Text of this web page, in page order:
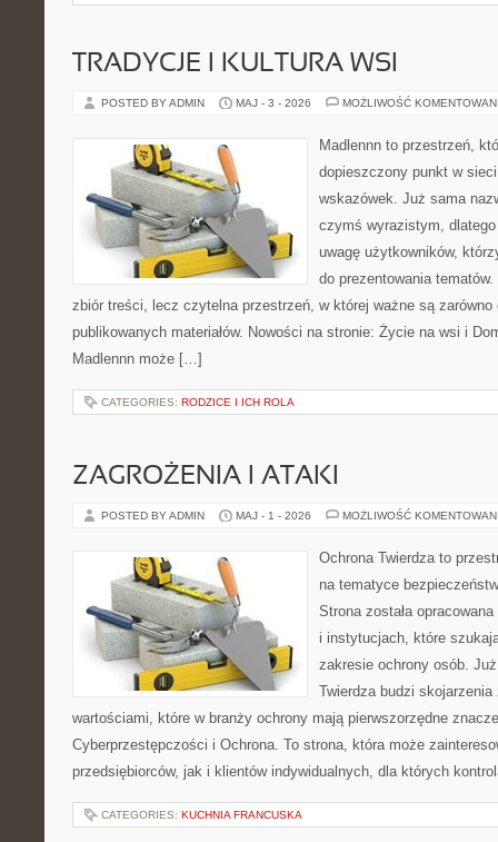
TRADYCJE I KULTURA WSI
POSTED BY ADMIN MAJ - 3 - 2026 MOŻLIWOŚĆ
Madlennn to przestrzeń,
dopieszczony punkt w
wskazówek. Już sama
czymś wyrazistym,
uwagę użytkowników,
do prezentowania
zbiór treści, lecz czytelna przestrzeń, w której ważne są
publikowanych materiałów. Nowości na stronie: Życie na wsi i
Madlennn może […]
CATEGORIES: RODZICE I ICH ROLA
ZAGROŻENIA I ATAKI
POSTED BY ADMIN MAJ - 1 - 2026 MOŻLIWOŚĆ
Ochrona Twierdza to
na tematyce
Strona została
i instytucjach, które
zakresie ochrony osób.
Twierdza budzi
wartościami, które w branży ochrony mają pierwszorzędne
Cyberprzestępczości i Ochrona. To strona, która może
przedsiębiorców, jak i klientów indywidualnych, dla których
CATEGORIES: KUCHNIA FRANCUSKA